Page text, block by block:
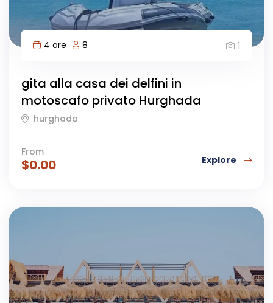
4 ore 8 1
gita alla casa dei delfini in
motoscafo privato Hurghada
hurghada
From
$0.00 Explore